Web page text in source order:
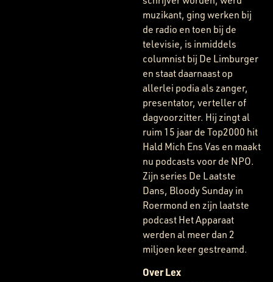
muzikant, ging werken bij
de radio en toen bij de
televisie, is inmiddels
columnist bij De Limburger
en staat daarnaast op
allerlei podia als zanger,
presentator, verteller of
dagvoorzitter. Hij zingt al
ruim 15 jaar de Top2000 hit
Hald Mich Ens Vas en maakt
nu podcasts voor de NPO.
Zijn series De Laatste
Dans, Bloody Sunday in
Roermond en zijn laatste
podcast Het Apparaat
werden al meer dan 2
miljoen keer gestreamd.
Over Lex